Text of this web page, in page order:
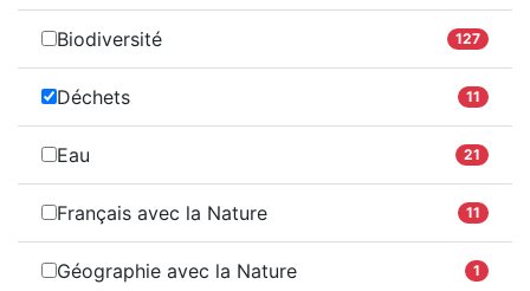
Biodiversité 127
Déchets 11
Eau 21
Français avec la Nature 11
Géographie avec la Nature 1